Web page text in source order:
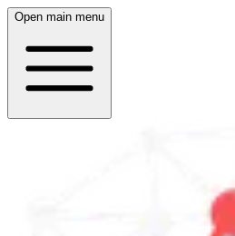
Open main menu